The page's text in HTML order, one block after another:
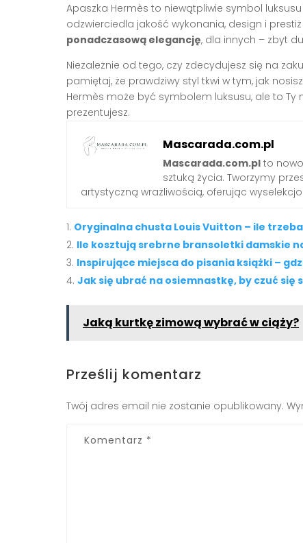
Apaszka Hermès to niewątpliwie symbol
odzwierciedla jakość wykonania, design i
ponadczasową elegancję, dla innych – zbyt
Niezależnie od tego, czy zdecydujesz się na
pamiętaj, że prawdziwy styl tkwi w tym, jak
Hermès może być symbolem luksusu, ale to
prezentujesz.
Mascarada.com.pl
Mascarada.com.pl to
sztuką życia. Tworzymy
artystyczną wrażliwością, oferując
Oryginalna chusta Louis Vuitton – ile trzeba
Ile kosztują srebrne bransoletki damskie
Inspirujące miejsca do pisania książki –
Jak się ubrać na osiemnastkę, by czuć się
Jaką kurtkę zimową wybrać w ciąży?
Prześlij komentarz
Twój adres email nie zostanie opublikowany.